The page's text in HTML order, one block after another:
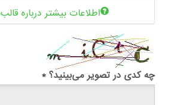
اطلاعات بیشتر درباره
چه کدی در تصویر می‌بینید؟ *